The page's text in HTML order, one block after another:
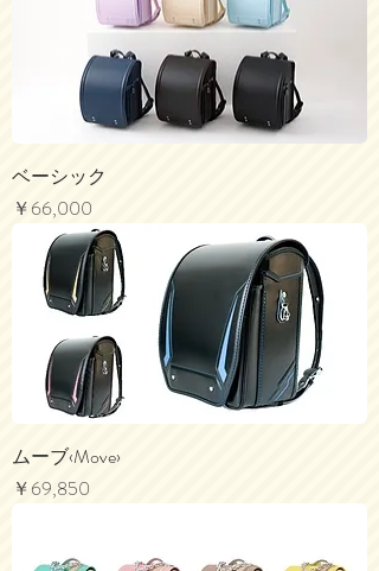
ベーシック
価格
￥66,000
ムーブ‹Move›
価格
￥69,850